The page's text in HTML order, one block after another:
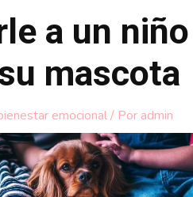
a un
mascota
emocional/ Por admin